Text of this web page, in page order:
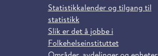
Statistikkalender og tilgang til
statistikk
Slik er det å jobbe i
Folkehelseinstituttet